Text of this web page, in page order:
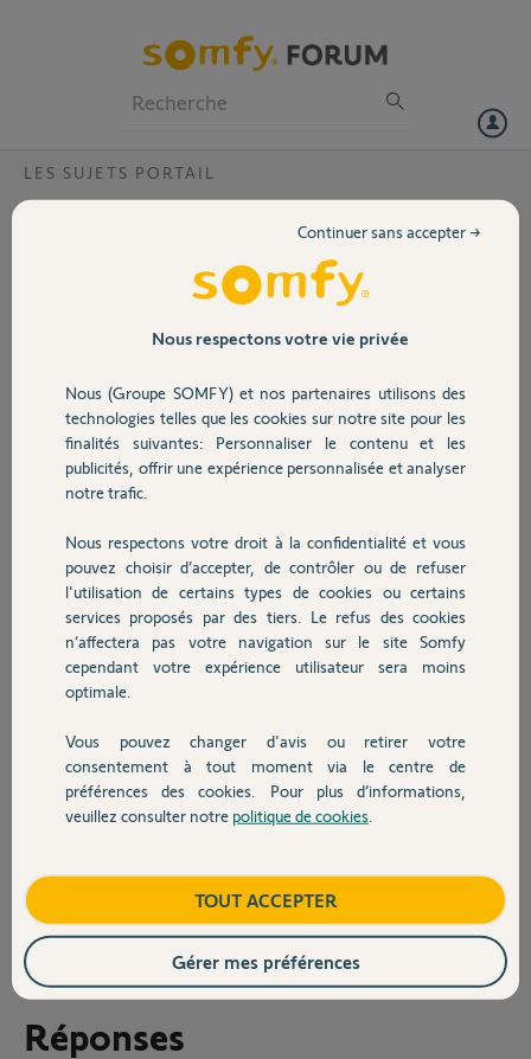
Volet
Sécurité
Domotique
Chauffage
Autres produits
Devis avec un pro
Contact
LES SUJETS PORTAIL
Numéro télécommande relais pour tahoma
J’ai récemment installé un portail à
600 et je souhaite le mettre en
J’ai pour cela acheter une TC keytis
NS 2 RTS 3Vdc (SN: 20230218) pour
permettre de relai car si j’ai compris
programmation.
La télécommande fonctionne donc correctement avec le portail mais
mon problème est lors de l’ajout du portail sur tahoma. En effet, la
plateforme me demande un numéro de boîtier à 6 chiffres maximum
or celui de la télécommande est de 8. (SN: 20230218)
Pourriez vous m’aider dans la démarche!
Box: 1205-9071-4390
Version: 2023.1.4-9
Cordialement
Merci,
Maxime T.
Participer au fil de discussion
Réponses
Nous respectons votre vie privée
Nous (Groupe SOMFY) et nos partenaires utilisons des
technologies telles que les cookies sur notre site pour les
finalités suivantes: Personnaliser le contenu et les
publicités, offrir une expérience personnalisée et analyser
notre trafic.
Nous respectons votre droit à la confidentialité et vous
pouvez choisir d’accepter, de contrôler ou de refuser
l'utilisation de certains types de cookies ou certains
services proposés par des tiers. Le refus des cookies
n’affectera pas votre navigation sur le site Somfy
cependant votre expérience utilisateur sera moins
optimale.
Vous pouvez changer d'avis ou retirer votre
consentement à tout moment via le centre de
préférences des cookies. Pour plus d’informations,
veuillez consulter notre politique de cookies
Continuer sans accepter →
TOUT ACCEPTER
Gérer mes préférences